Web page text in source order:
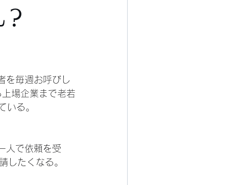
を毎週お呼びし
場企業まで老若
いる。
人で依頼を受
したくなる。